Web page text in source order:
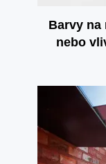
Barvy na
nebo